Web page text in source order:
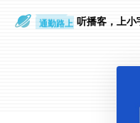
通勤路上 听播客，上小